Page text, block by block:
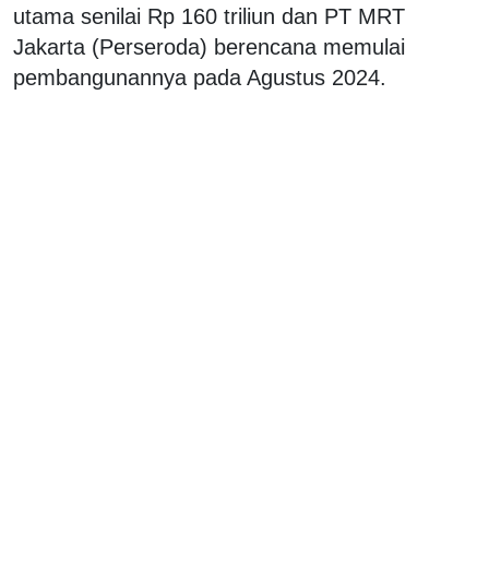
utama senilai Rp 160 triliun dan PT MRT
Jakarta (Perseroda) berencana memulai
pembangunannya pada Agustus 2024.